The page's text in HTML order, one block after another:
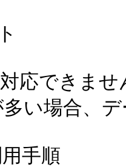
応できま
い場合、デ
手順